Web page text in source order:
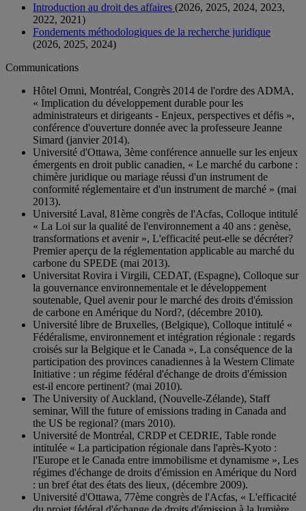
Introduction au droit des affaires (2026, 2025, 2024, 2023,
2022, 2021)
Fondements méthodologiques de la recherche juridique
(2026, 2025, 2024)
Communications
Hôtel Omni, Montréal, Congrès 2014 de l'ordre des ADMA,
« Implication du développement durable pour les
administrateurs et dirigeants - Enjeux, perspectives et défis »,
conférence d'ouverture donnée avec la professeure Jeanne
Simard (janvier 2014).
Université d'Ottawa, 3ème conférence annuelle sur les enjeux
émergents en droit public canadien, « Le marché du carbone :
chimère juridique ou mariage réussi d'un instrument de
conformité réglementaire et d'un instrument de marché » (mai
2013).
Université Laval, 81ème congrès de l'Acfas, Colloque intitulé
« La Loi sur la qualité de l'environnement a 40 ans : genèse,
transformations et avenir », L'efficacité peut-elle se décréter?
Premier aperçu de la réglementation applicable au marché du
carbone du SPEDE (mai 2013).
Universitat Rovira i Virgili, CEDAT, (Espagne), Colloque sur
la gouvernance environnementale et le développement
soutenable, Quel avenir pour le marché des droits d'émission
de carbone en Amérique du Nord?, (décembre 2010).
Université libre de Bruxelles, (Belgique), Colloque intitulé «
Fédéralisme, environnement et intégration régionale : regards
croisés sur la Belgique et le Canada », La conséquence de la
participation des provinces canadiennes à la Western Climate
Initiative : un régime fédéral d'échange de droits d'émission
est-il encore pertinent? (mai 2010).
The University of Auckland, (Nouvelle-Zélande), Staff
seminar, Will the future of emissions trading in Canada and
the US be regional? (mars 2010).
Université de Montréal, CRDP et CEDRIE, Table ronde
intitulée « La participation régionale dans l'après-Kyoto :
l'Europe et le Canada entre immobilisme et dynamisme », Les
régimes d'échange de droits d'émission en Amérique du Nord
: un bref état des états des lieux, (décembre 2009).
Université d'Ottawa, 77ème congrès de l'Acfas, « L'efficacité